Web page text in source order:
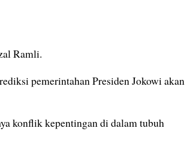
Ramli.
pemerintahan Presiden Jokowi akan
konflik kepentingan di dalam tubuh